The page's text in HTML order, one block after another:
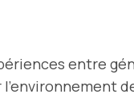
entre
l’environnement